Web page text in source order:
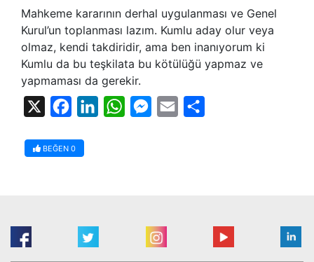
Mahkeme kararının derhal uygulanması ve Genel
Kurul’un toplanması lazım. Kumlu aday olur veya
olmaz, kendi takdiridir, ama ben inanıyorum ki
Kumlu da bu teşkilata bu kötülüğü yapmaz ve
yapmaması da gerekir.
FacebookLinkedInWhatsAppMessenger
Email
BEĞEN 0